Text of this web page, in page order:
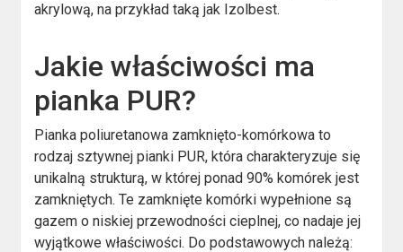
akrylową, na przykład taką jak Izolbest.
Jakie właściwości ma
pianka PUR?
Pianka poliuretanowa zamknięto-komórkowa to
rodzaj sztywnej pianki PUR, która charakteryzuje się
unikalną strukturą, w której ponad 90% komórek jest
zamkniętych. Te zamknięte komórki wypełnione są
gazem o niskiej przewodności cieplnej, co nadaje jej
wyjątkowe właściwości. Do podstawowych należą: